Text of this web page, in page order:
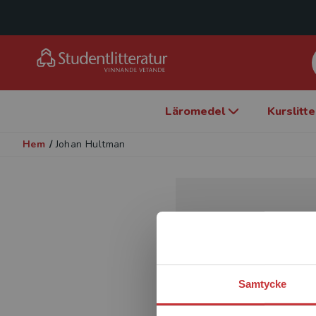
Samtycke
Läromedel
Hem / Johan Hultman